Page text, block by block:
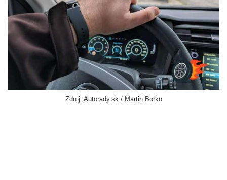
Zdroj: Autorady.sk / Martin Borko